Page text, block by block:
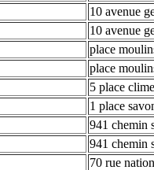
10 avenue
10 avenue
place
place
5 place
1 place
941 chemin
941 chemin
70 rue